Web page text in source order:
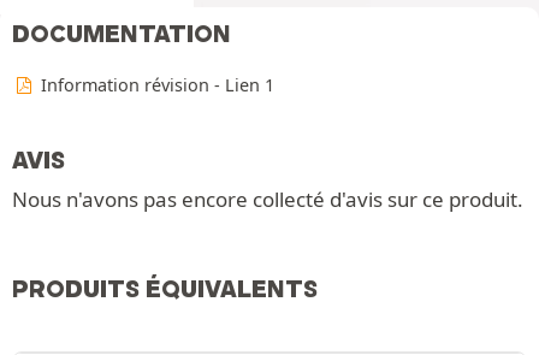
DOCUMENTATION
Information révision - Lien 1
AVIS
Nous n'avons pas encore collecté d'avis sur ce produit.
PRODUITS ÉQUIVALENTS